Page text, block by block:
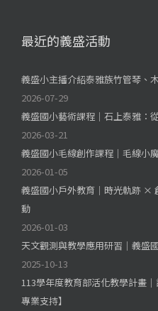
最近的義盛活動
義盛小主播介紹泰雅族竹管琴、
2026-07-29
義盛國小藝術課程｜石上泰雅：
2026-03-21
義盛國小毛線創作課程｜毛線小
2026-01-05
義盛國小戶外教育｜時光軌跡 ×
動
2026-01-03
天文觀測與教學應用研習｜義盛
2025-10-13
113學年度教育部活化教學計畫
專業支持】